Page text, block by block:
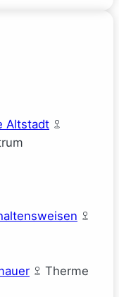
Altstadt
Therme